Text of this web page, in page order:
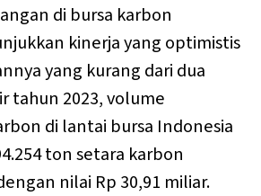
di bursa karbon
kinerja yang optimistis
yang kurang dari dua
tahun 2023, volume
di lantai bursa Indonesia
ton setara karbon
nilai Rp 30,91 miliar.